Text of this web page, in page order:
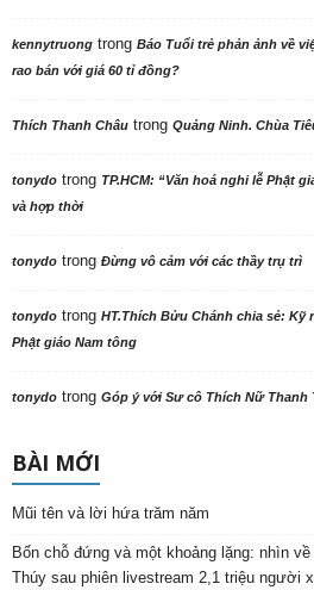
kennytruong trong Báo Tuổi trẻ phản ảnh về
rao bán với giá 60 tỉ đồng?
Thích Thanh Châu trong Quảng Ninh. Chùa
tonydo trong TP.HCM: “Văn hoá nghi lễ Phật
và hợp thời
tonydo trong Đừng vô cảm với các thầy trụ trì
tonydo trong HT.Thích Bửu Chánh chia sẻ:
Phật giáo Nam tông
tonydo trong Góp ý với Sư cô Thích Nữ Thanh
BÀI MỚI
Mũi tên và lời hứa trăm năm
Bốn chỗ đứng và một khoảng lặng: nhìn
Thúy sau phiên livestream 2,1 triệu người